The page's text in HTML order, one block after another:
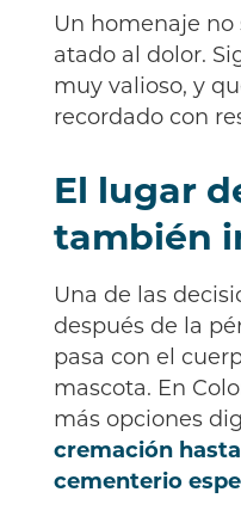
Un homenaje
atado al dolor.
muy valioso, y
recordado con
El lugar
también
Una de las
después de la
pasa con el
mascota. En
más opciones
cremación
cementerio